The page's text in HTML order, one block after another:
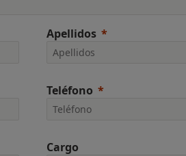
Apellidos
Teléfono
Cargo